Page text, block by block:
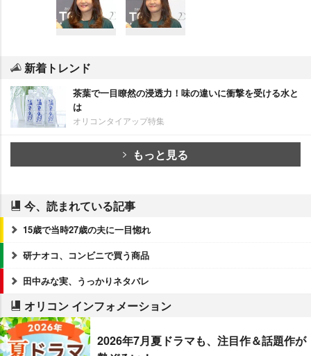
新着トレンド
茶葉で一目瞭然の浸透力！味の違いに衝撃を受ける水と
は
オリコンタイアップ特集
もっと見る
今、読まれている記事
15歳で当時27歳の夫に一目惚れ
研ナオコ、コンビニで買う商品
田中みな実、うっかりネタバレ
オリコン インフォメーション
2026年7月夏ドラマも、注目作＆話題作が